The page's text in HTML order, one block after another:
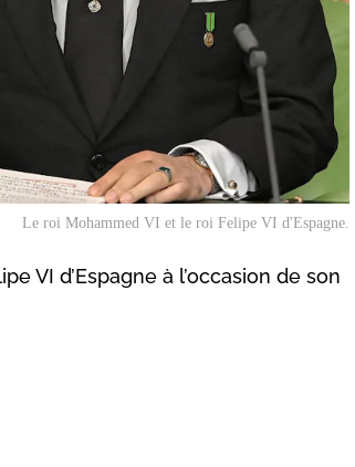
Le roi Mohammed VI et le roi Felipe VI d'Espagne.
VI d’Espagne à l’occasion de son